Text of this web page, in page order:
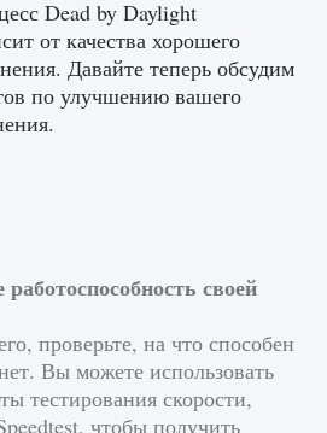
сервера Delta Force
1 286 0 0
джунглей Нари в
1 218 0 0
Dead by Daylight
от качества хорошего
Давайте теперь обсудим
по улучшению вашего
своей
проверьте, на что способен
Вы можете использовать
тестирования скорости,
чтобы получить